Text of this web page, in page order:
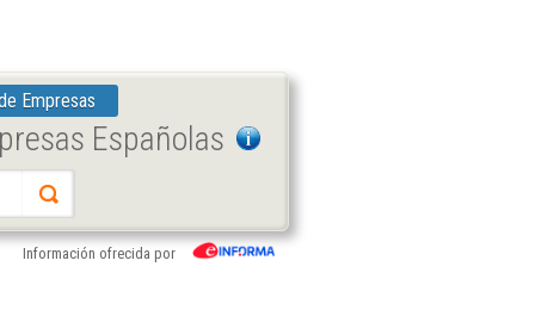
Empresas
Españolas
Información ofrecida por